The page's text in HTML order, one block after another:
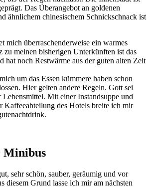
Das Überangebot an goldenen
ähnlichem chinesischem Schnickschnack ist
mich überraschenderweise ein warmes
zu meinen bisherigen Unterkünften ist das
hat noch Restwärme aus der guten alten Zeit
um das Essen kümmere haben schon
Hier gelten andere Regeln. Gott sei
Mit einer Instandsuppe und
Kaffeeabteilung des Hotels breite ich mir
Minibus
sehr schön, sauber, geräumig und vor
diesem Grund lasse ich mir am nächsten